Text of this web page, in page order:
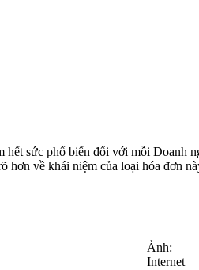
sức phổ biến đối với mỗi
hơn về khái niệm của loại hóa đơn
Ảnh:
Internet